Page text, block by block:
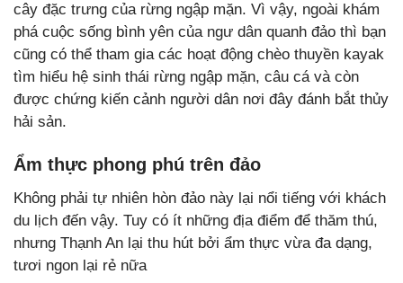
cây đặc trưng của rừng ngập mặn. Vì vậy, ngoài khám
phá cuộc sống bình yên của ngư dân quanh đảo thì bạn
cũng có thể tham gia các hoạt động chèo thuyền kayak
tìm hiểu hệ sinh thái rừng ngập mặn, câu cá và còn
được chứng kiến cảnh người dân nơi đây đánh bắt thủy
hải sản.
Ẩm thực phong phú trên đảo
Không phải tự nhiên hòn đảo này lại nổi tiếng với khách
du lịch đến vậy. Tuy có ít những địa điểm để thăm thú,
nhưng Thạnh An lại thu hút bởi ẩm thực vừa đa dạng,
tươi ngon lại rẻ nữa